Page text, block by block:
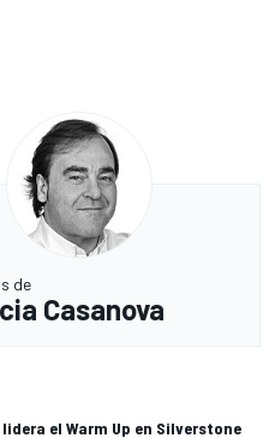
de
Casanova
el Warm Up en Silverstone